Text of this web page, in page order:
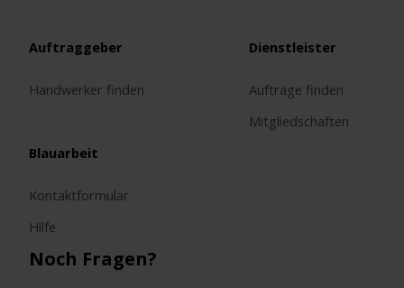
Noch Fragen?
Auftraggeber
Handwerker finden
Dienstleister
Aufträge finden
Mitgliedschaften
Blauarbeit
Kontaktformular
Hilfe